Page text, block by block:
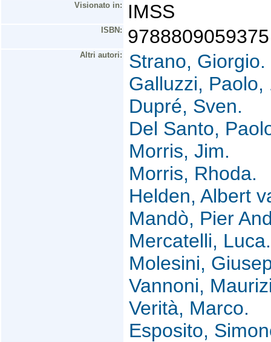
Visionato in: IMSS
ISBN: 9788809059375
Altri autori:
Strano, Giorgio.
Galluzzi, Paolo,
Dupré, Sven.
Del Santo,
Morris, Jim.
Morris, Rhoda.
Helden, Albert
Mandò, Pier
Mercatelli, Luca.
Molesini,
Vannoni,
Verità, Marco.
Esposito,